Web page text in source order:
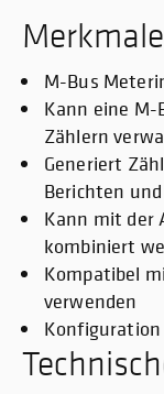
M-Bus
Kann eine
Zählern
Generiert
Berichten
Kann mit der
kombiniert
Kompatibel
verwenden
Konfiguration